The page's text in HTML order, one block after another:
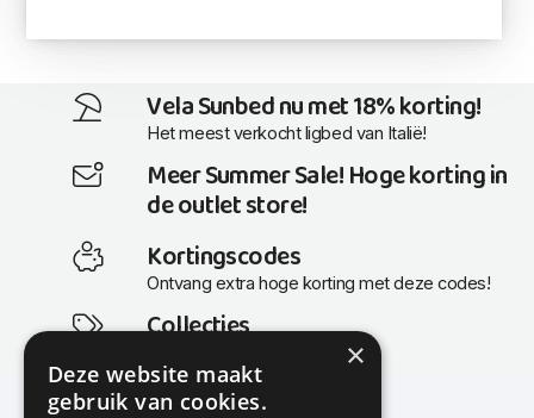
Vela Sunbed nu met 18% korting!
Het meest verkocht ligbed van Italië!
Meer Summer Sale! Hoge korting in
de outlet store!
Kortingscodes
Ontvang extra hoge korting met deze codes!
Collecties
Actuele en populaire collecties
×
Deze website maakt
gebruik van cookies.